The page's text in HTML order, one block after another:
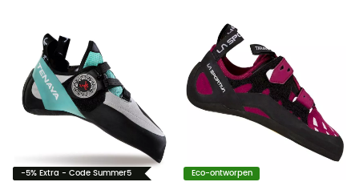
-5% Extra - Code Summer5 Eco-ontworpen